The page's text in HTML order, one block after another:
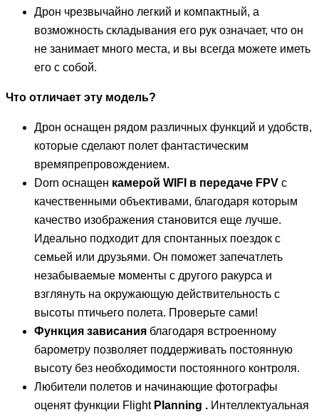
Дрон чрезвычайно легкий и компактный, а
возможность складывания его рук означает, что он
не занимает много места, и вы всегда можете иметь
его с собой.
Что отличает эту модель?
Дрон оснащен рядом различных функций и удобств,
которые сделают полет фантастическим
времяпрепровождением.
Dorn оснащен камерой WIFI в передаче FPV с
качественными объективами, благодаря которым
качество изображения становится еще лучше.
Идеально подходит для спонтанных поездок с
семьей или друзьями. Он поможет запечатлеть
незабываемые моменты с другого ракурса и
взглянуть на окружающую действительность с
высоты птичьего полета. Проверьте сами!
Функция зависания благодаря встроенному
барометру позволяет поддерживать постоянную
высоту без необходимости постоянного контроля.
Любители полетов и начинающие фотографы
оценят функции Flight Planning . Интеллектуальная